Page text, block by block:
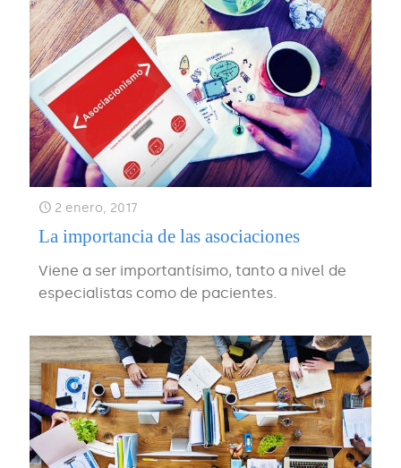
2 enero, 2017
La importancia de las asociaciones
Viene a ser importantísimo, tanto a nivel de
especialistas como de pacientes.